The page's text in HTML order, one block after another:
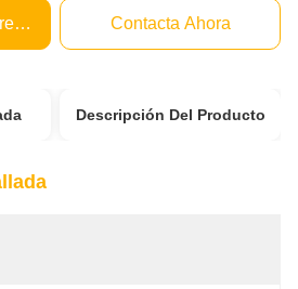
Contacta Ahora
Descripción Del Producto